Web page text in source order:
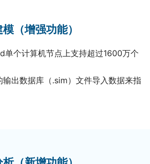
模（增强功能）
个计算机节点上支持超过1600万个
出数据库（.sim）文件导入数据来指